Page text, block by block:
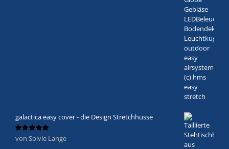
galactica easy cover - die Design Stretchhusse
Bewertet
von Solvie Lange